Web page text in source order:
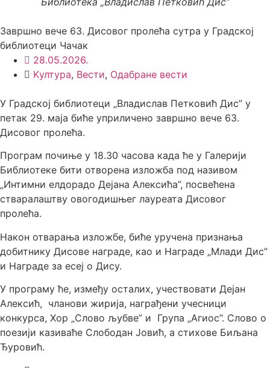
Завршно вече 63. Дисовог пролећа сутра у Градској
библиотеци Чачак
28.05.2026.
Kултура, Вести, Одабране вести
У Градској библиотеци „Владислав Петковић Дис” у
петак 29. маја биће уприличено завршно вече 63.
Дисовог пролећа.
Програм почиње у 18.30 часова када ће у Галерији
Библиотеке бити отворена изложба под називом
„Интимни елдорадо Дејана Алексића”, посвећена
стваралаштву овогодишњег лауреата Дисовог
пролећа.
Након отварања изложбе, биће уручена признања
добитнику Дисове награде, као и Награде „Млади Дис”
и Награде за есеј о Дису.
У програму ће, између осталих, учествовати Дејан
Алексић, чланови жирија, награђени учесници
конкурса, Хор „Слово љубве” и Група „Агиос”. Слово о
поезији казиваће Слободан Јовић, а стихове Биљана
Ђуровић.